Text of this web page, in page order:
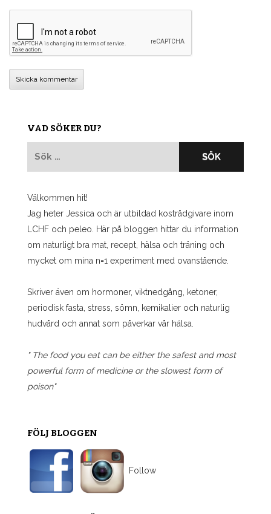
VAD SÖKER DU?
Välkommen hit!
Jag heter Jessica och är utbildad kostrådgivare inom
LCHF och peleo. Här på bloggen hittar du information
om naturligt bra mat, recept, hälsa och träning och
mycket om mina n=1 experiment med ovanstående.
Skriver även om hormoner, viktnedgång, ketoner,
periodisk fasta, stress, sömn, kemikalier och naturlig
hudvård och annat som påverkar vår hälsa.
" The food you eat can be either the safest and most
powerful form of medicine or the slowest form of
poison"
FÖLJ BLOGGEN
Follow